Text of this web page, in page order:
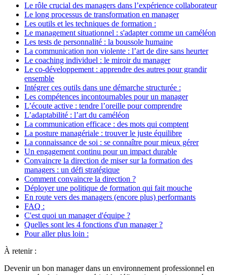
Le rôle crucial des managers dans l’expérience collaborateur
Le long processus de transformation en manager
Les outils et les techniques de formation :
Le management situationnel : s'adapter comme un caméléon
Les tests de personnalité : la boussole humaine
La communication non violente : l’art de dire sans heurter
Le coaching individuel : le miroir du manager
Le co-développement : apprendre des autres pour grandir
ensemble
Intégrer ces outils dans une démarche structurée :
Les compétences incontournables pour un manager
L’écoute active : tendre l’oreille pour comprendre
L’adaptabilité : l’art du caméléon
La communication efficace : des mots qui comptent
La posture managériale : trouver le juste équilibre
La connaissance de soi : se connaître pour mieux gérer
Un engagement continu pour un impact durable
Convaincre la direction de miser sur la formation des
managers : un défi stratégique
Comment convaincre la direction ?
Déployer une politique de formation qui fait mouche
En route vers des managers (encore plus) performants
FAQ :
C'est quoi un manager d'équipe ?
Quelles sont les 4 fonctions d'un manager ?
Pour aller plus loin :
À retenir :
Devenir un bon manager dans un environnement professionnel en